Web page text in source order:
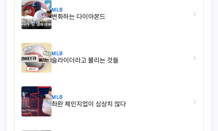
MLB
변화하는 다이아몬드 ›
MLB
슬라이더라고 불리는 것들 ›
MLB
좌완 체인지업이 심상치 않다 ›